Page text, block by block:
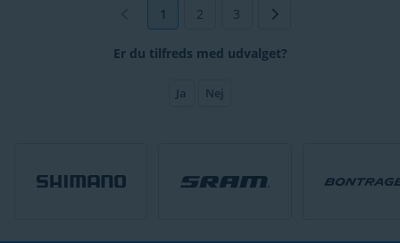
1 2 3
Er du tilfreds med udvalget?
Ja Nej